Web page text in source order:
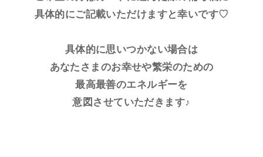
具体的にご記載いただけますと幸いです♡
具体的に思いつかない場合は
あなたさまのお幸せや繁栄のための
最高最善のエネルギーを
意図させていただきます♪